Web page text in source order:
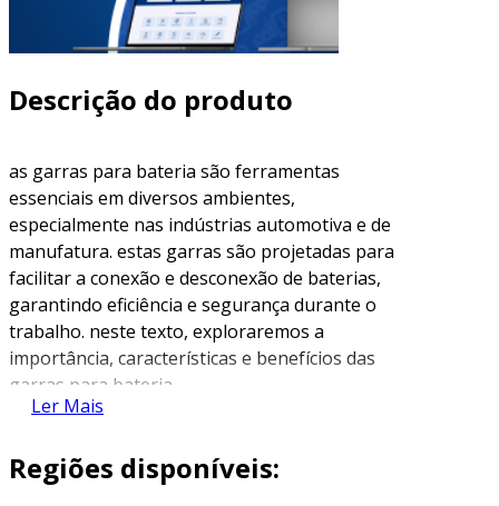
Descrição do produto
as garras para bateria são ferramentas
essenciais em diversos ambientes,
especialmente nas indústrias automotiva e de
manufatura. estas garras são projetadas para
facilitar a conexão e desconexão de baterias,
garantindo eficiência e segurança durante o
trabalho. neste texto, exploraremos a
importância, características e benefícios das
garras para bateria.
umagarra para bateriaé uma peça metálica
Ler Mais
Regiões disponíveis: